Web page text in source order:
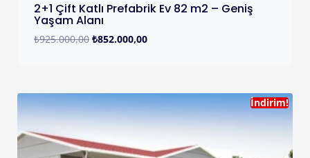
2+1 Çift Katlı Prefabrik Ev 82 m2 – Geniş
Yaşam Alanı
₺925.000,00 ₺852.000,00
İndirim!